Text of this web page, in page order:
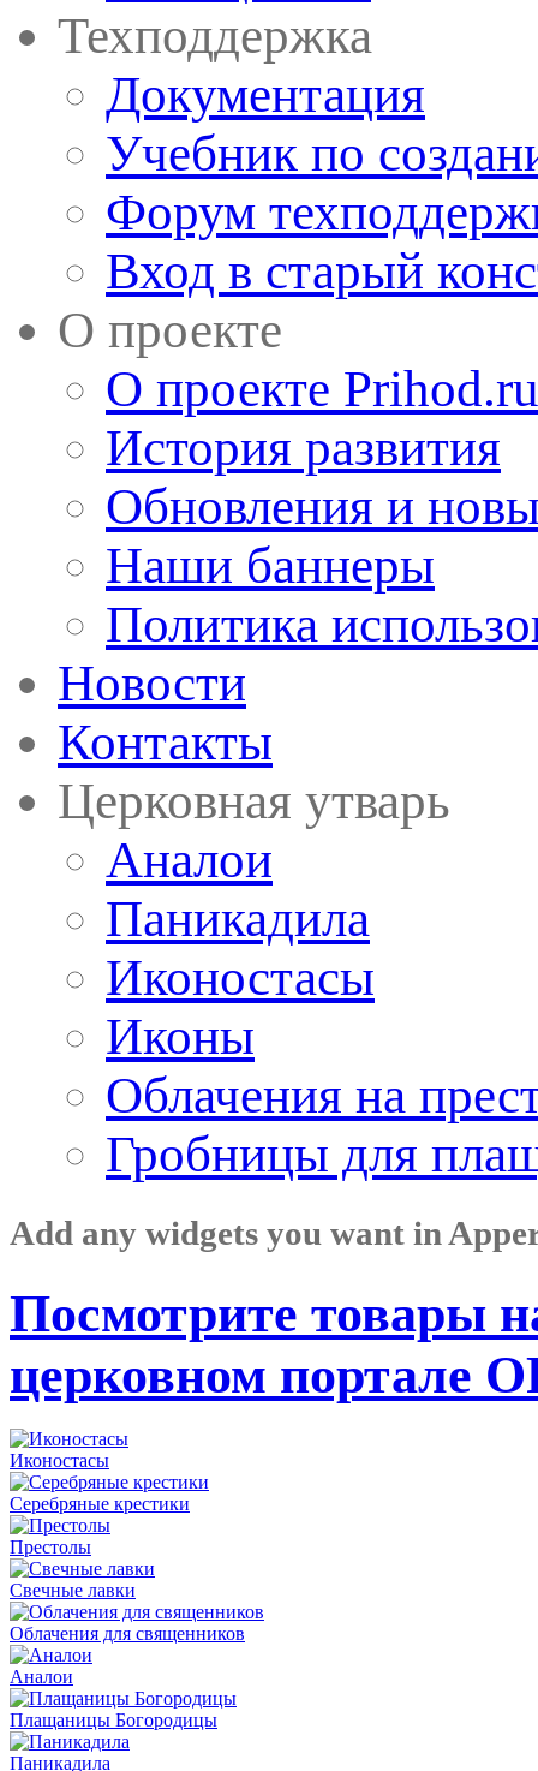
Техподдержка
Документация
Учебник по
Форум
Вход в старый
О проекте
О проекте Prihod.ru
История развития
Обновления и
Наши баннеры
Политика
Новости
Контакты
Церковная утварь
Аналои
Паникадила
Иконостасы
Иконы
Облачения на
Гробницы для
Add any widgets you want in
Посмотрите товары
церковном портале
Иконостасы
Серебряные крестики
Престолы
Свечные лавки
Облачения для священников
Аналои
Плащаницы Богородицы
Паникадила